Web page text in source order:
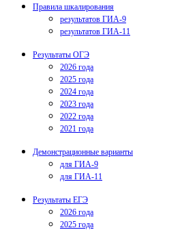
Правила шкалирования
результатов ГИА-9
результатов ГИА-11
Результаты ОГЭ
2026 года
2025 года
2024 года
2023 года
2022 года
2021 года
Демонстрационные варианты
для ГИА-9
для ГИА-11
Результаты ЕГЭ
2026 года
2025 года